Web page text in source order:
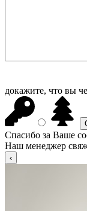
докажите, что вы
Спасибо за Ваше
Наш менеджер